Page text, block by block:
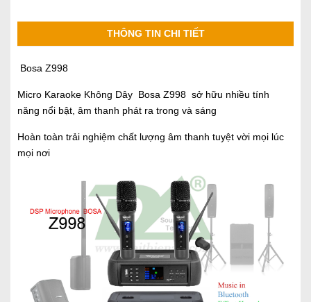
THÔNG TIN CHI TIẾT
Bosa Z998
Micro Karaoke Không Dây Bosa Z998 sở hữu nhiều tính
năng nổi bật, âm thanh phát ra trong và sáng
Hoàn toàn trải nghiệm chất lượng âm thanh tuyệt vời mọi lúc
mọi nơi